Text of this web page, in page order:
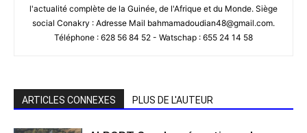
l'actualité complète de la Guinée, de l'Afrique et du Monde. Siège
social Conakry : Adresse Mail bahmamadoudian48@gmail.com.
Téléphone : 628 56 84 52 - Watschap : 655 24 14 58
ARTICLES CONNEXES PLUS DE L'AUTEUR